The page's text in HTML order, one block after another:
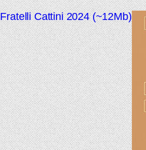
Fratelli Cattini 2024 (~12Mb)